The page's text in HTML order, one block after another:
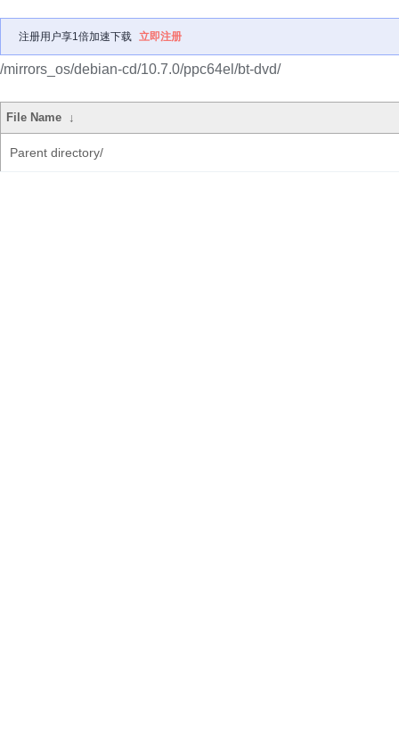
注册用户享1倍加速下载 立即注册
/mirrors_os/debian-cd/10.7.0/ppc64el/bt-dvd/
File Name ↓
Parent directory/